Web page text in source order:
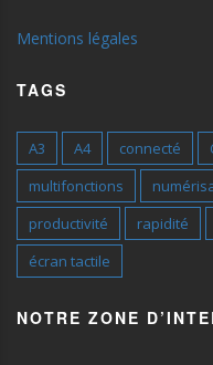
Mentions légales
TAGS
A3 A4 connecté
multifonctions
productivité
rapidité
écran tactile
NOTRE ZONE